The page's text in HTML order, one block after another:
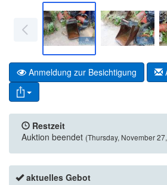
Anmeldung zur Besichtigung
Restzeit
Auktion beendet (Thursday, November
aktuelles Gebot